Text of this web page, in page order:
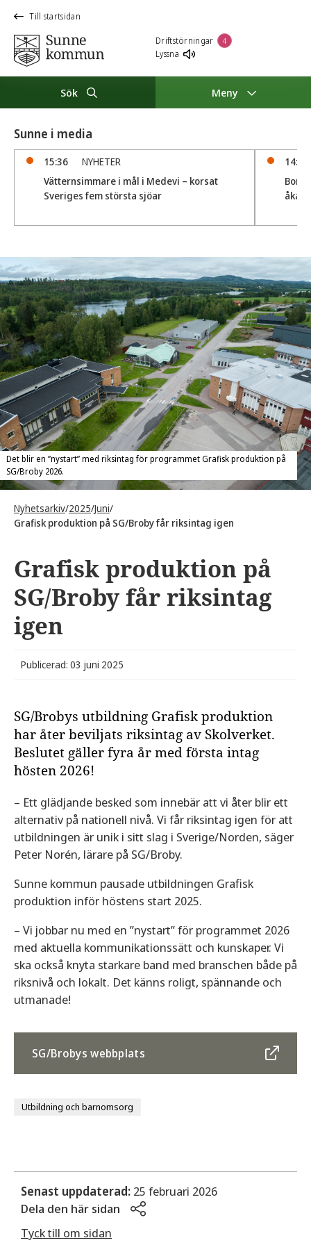
Till startsidan
Driftstörningar 4
Lyssna
Sök Meny
Sunne i media
15:36
NYHETER
Vätternsimmare i mål i Medevi – korsat
Sveriges fem största sjöar
14:18
åka
Det blir en ”nystart” med riksintag för programmet Grafisk produktion på
SG/Broby 2026.
Nyhetsarkiv/2025/Juni/
Grafisk produktion på SG/Broby får riksintag igen
Grafisk produktion på
SG/Broby får riksintag
igen
Publicerad: 03 juni 2025
SG/Brobys utbildning Grafisk produktion
har åter beviljats riksintag av Skolverket.
Beslutet gäller fyra år med första intag
hösten 2026!
– Ett glädjande besked som innebär att vi åter blir ett
alternativ på nationell nivå. Vi får riksintag igen för att
utbildningen är unik i sitt slag i Sverige/Norden, säger
Peter Norén, lärare på SG/Broby.
Sunne kommun pausade utbildningen Grafisk
produktion inför höstens start 2025.
– Vi jobbar nu med en ”nystart” för programmet 2026
med aktuella kommunikationssätt och kunskaper. Vi
ska också knyta starkare band med branschen både på
riksnivå och lokalt. Det känns roligt, spännande och
utmanade!
SG/Brobys webbplats
Utbildning och barnomsorg
Senast uppdaterad: 25 februari 2026
Dela den här sidan
Tyck till om sidan